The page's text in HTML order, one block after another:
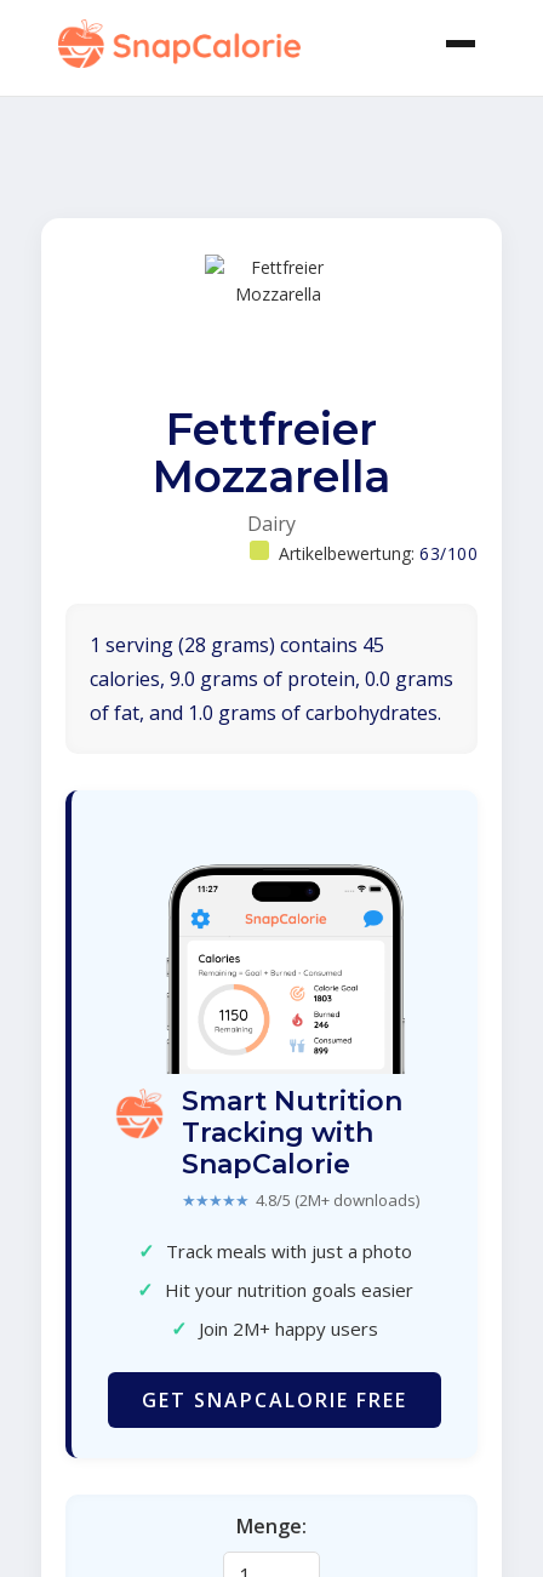
Fettfreier
Mozzarella
Dairy
Artikelbewertung: 63/100
1 serving (28 grams) contains 45
calories, 9.0 grams of protein, 0.0 grams
of fat, and 1.0 grams of carbohydrates.
Smart Nutrition
Tracking with
SnapCalorie
★★★★★ 4.8/5 (2M+ downloads)
✓ Track meals with just a photo
✓ Hit your nutrition goals easier
✓ Join 2M+ happy users
GET SNAPCALORIE FREE
Menge: